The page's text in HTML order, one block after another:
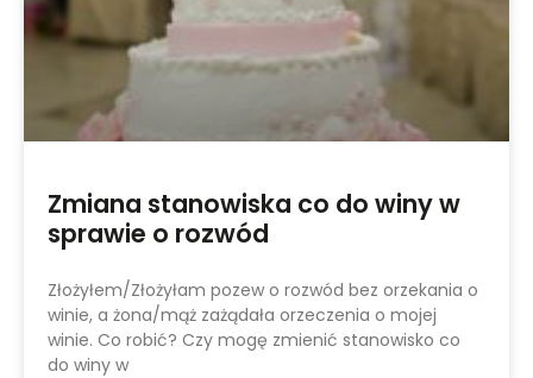
Zmiana stanowiska co do winy w
sprawie o rozwód
Złożyłem/Złożyłam pozew o rozwód bez orzekania o
winie, a żona/mąż zażądała orzeczenia o mojej
winie. Co robić? Czy mogę zmienić stanowisko co
do winy w